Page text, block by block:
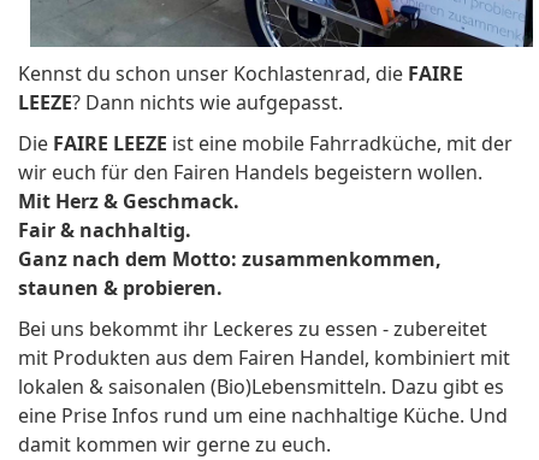
Kennst du schon unser Kochlastenrad, die FAIRE
LEEZE? Dann nichts wie aufgepasst.
Die FAIRE LEEZE ist eine mobile Fahrradküche, mit der
wir euch für den Fairen Handels begeistern wollen.
Mit Herz & Geschmack.
Fair & nachhaltig.
Ganz nach dem Motto: zusammenkommen,
staunen & probieren.
Bei uns bekommt ihr Leckeres zu essen - zubereitet
mit Produkten aus dem Fairen Handel, kombiniert mit
lokalen & saisonalen (Bio)Lebensmitteln. Dazu gibt es
eine Prise Infos rund um eine nachhaltige Küche. Und
damit kommen wir gerne zu euch.